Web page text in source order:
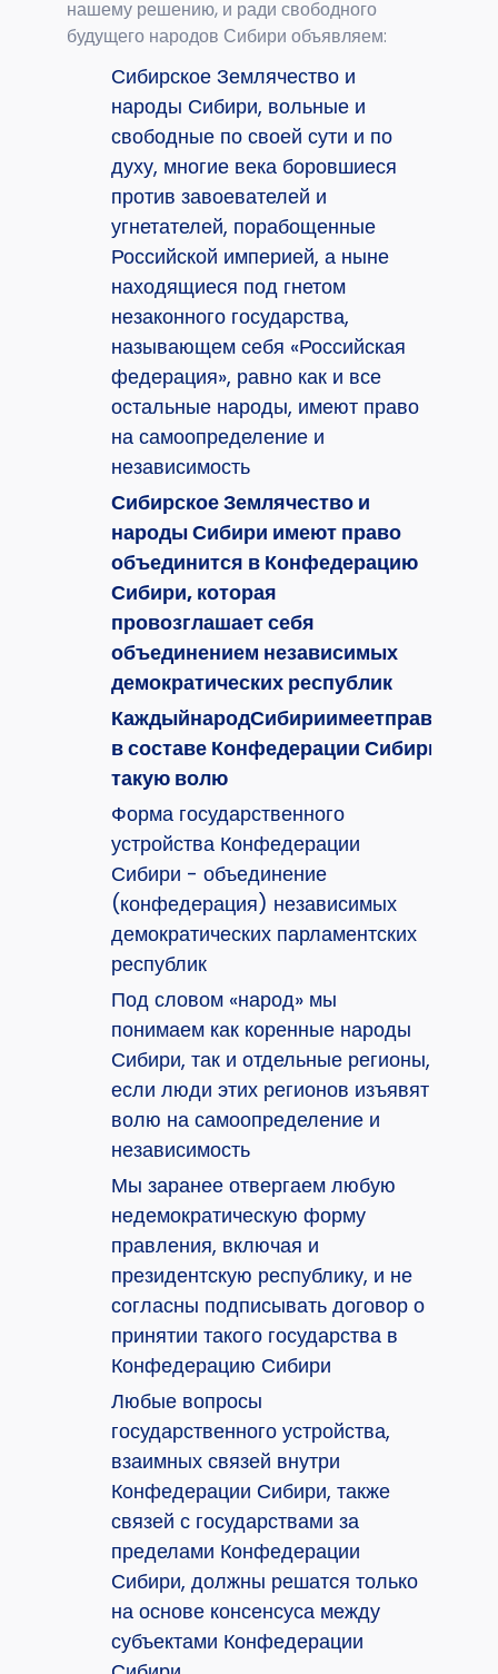
нашему решению, и ради свободного
будущего народов Сибири объявляем:
Сибирское Землячество и
народы Сибири, вольные и
свободные по своей сути и по
духу, многие века боровшиеся
против завоевателей и
угнетателей, порабощенные
Российской империей, а ныне
находящиеся под гнетом
незаконного государства,
называющем себя «Российская
федерация», равно как и все
остальные народы, имеют право
на самоопределение и
независимость
Сибирское Землячество и
народы Сибири имеют право
объединится в Конфедерацию
Сибири, которая
провозглашает себя
объединением независимых
демократических республик
в составе Конфедерации Сибири, так
такую волю
Форма государственного
устройства Конфедерации
Сибири - объединение
(конфедерация) независимых
демократических парламентских
республик
Под словом «народ» мы
понимаем как коренные народы
Сибири, так и отдельные регионы,
если люди этих регионов изъявят
волю на самоопределение и
независимость
Мы заранее отвергаем любую
недемократическую форму
правления, включая и
президентскую республику, и не
согласны подписывать договор о
принятии такого государства в
Конфедерацию Сибири
Любые вопросы
государственного устройства,
взаимных связей внутри
Конфедерации Сибири, также
связей с государствами за
пределами Конфедерации
Сибири, должны решатся только
на основе консенсуса между
субъектами Конфедерации